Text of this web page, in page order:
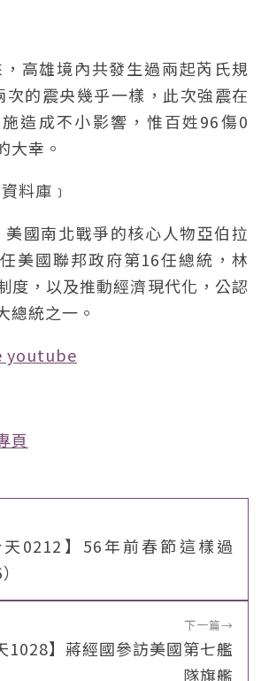
高雄境內共發生過兩起芮氏規
的震央幾乎一樣，此次強震在
造成不小影響，惟百姓96傷0
大幸。
料庫﹞
國南北戰爭的核心人物亞伯拉
美國聯邦政府第16任總統，林
度，以及推動經濟現代化，公認
總統之一。
youtube
頁
天0212】56年前春節這樣過
下一篇→
1028】蔣經國參訪美國第七艦
隊旗艦